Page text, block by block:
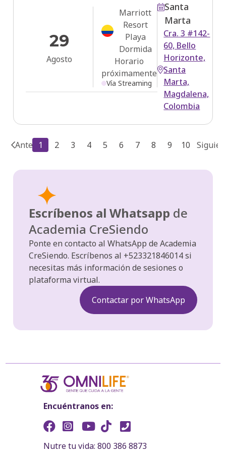
29
Agosto
Marriott
Resort
Playa
Dormida
Horario
próximamente
Vía Streaming
Santa
Marta
Cra. 3 #142-
60, Bello
Horizonte,
Santa
Marta,
Magdalena,
Colombia
Anterior
1 2 3 4 5 6 7 8 9 10
Escríbenos al Whatsapp de
Academia CreSiendo
Ponte en contacto al WhatsApp de Academia
CreSiendo. Escríbenos al +523321846014 si
necesitas más información de sesiones o
plataforma virtual.
Contactar por WhatsApp
Encuéntranos en:
Nutre tu vida: 800 386 8873